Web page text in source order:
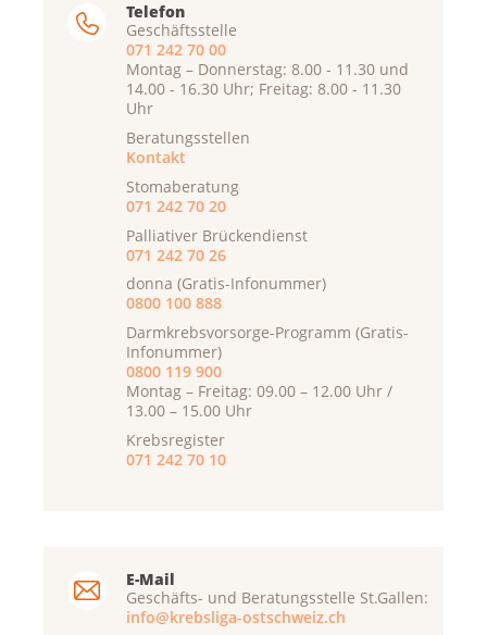
Telefon
Geschäftsstelle
071 242 70 00
Montag – Donnerstag: 8.00 - 11.30 und
14.00 - 16.30 Uhr; Freitag: 8.00 - 11.30
Uhr
Beratungsstellen
Kontakt
Stomaberatung
071 242 70 20
Palliativer Brückendienst
071 242 70 26
donna (Gratis-Infonummer)
0800 100 888
Darmkrebsvorsorge-Programm (Gratis-
Infonummer)
0800 119 900
Montag – Freitag: 09.00 – 12.00 Uhr /
13.00 – 15.00 Uhr
Krebsregister
071 242 70 10
E-Mail
Geschäfts- und Beratungsstelle St.Gallen:
info@krebsliga-ostschweiz.ch